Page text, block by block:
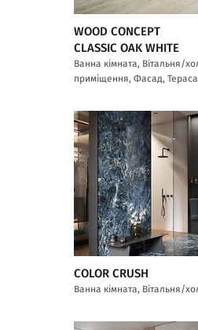
WOOD CONCEPT
CLASSIC OAK WHITE
Ванна кімната, Вітальня/
приміщення, Фасад, Тераса
COLOR CRUSH
Ванна кімната, Вітальня/